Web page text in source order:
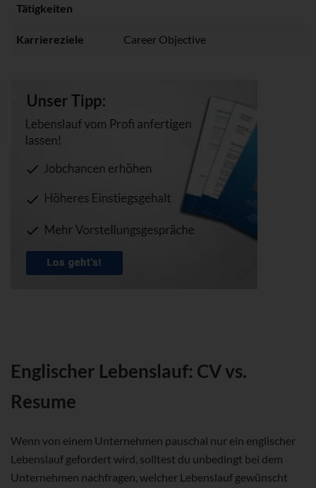
Tätigkeiten
Karriereziele Career Objective
Englischer Lebenslauf: CV vs.
Resume
Wenn von einem Unternehmen pauschal nur ein englischer
Lebenslauf gefordert wird, solltest du unbedingt bei dem
Unternehmen nachfragen, welcher Lebenslauf gewünscht